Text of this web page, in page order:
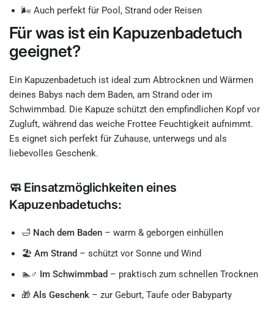
🌬 Auch perfekt für Pool, Strand oder Reisen
Für was ist ein Kapuzenbadetuch
geeignet?
Ein Kapuzenbadetuch ist ideal zum Abtrocknen und Wärmen
deines Babys nach dem Baden, am Strand oder im
Schwimmbad. Die Kapuze schützt den empfindlichen Kopf vor
Zugluft, während das weiche Frottee Feuchtigkeit aufnimmt.
Es eignet sich perfekt für Zuhause, unterwegs und als
liebevolles Geschenk.
🧼 Einsatzmöglichkeiten eines
Kapuzenbadetuchs:
🛁 Nach dem Baden – warm & geborgen einhüllen
🏖Am Strand – schützt vor Sonne und Wind
🏊♂️ Im Schwimmbad – praktisch zum schnellen Trocknen
🎁Als Geschenk – zur Geburt, Taufe oder Babyparty